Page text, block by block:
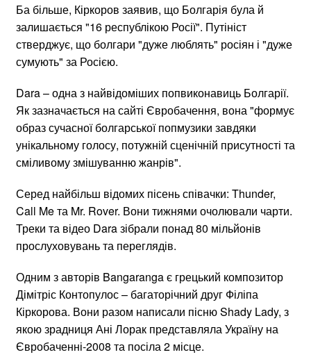
Ба більше, Кіркоров заявив, що Болгарія була й
залишається "16 республікою Росії". Путініст
стверджує, що болгари "дуже люблять" росіян і "дуже
сумують" за Росією.
Dara – одна з найвідоміших попвиконавиць Болгарії.
Як зазначається на сайті Євробачення, вона "формує
образ сучасної болгарської попмузики завдяки
унікальному голосу, потужній сценічній присутності та
сміливому змішуванню жанрів".
Серед найбільш відомих пісень співачки: Thunder,
Call Me та Mr. Rover. Вони тижнями очолювали чарти.
Треки та відео Dara зібрали понад 80 мільйонів
прослуховувань та переглядів.
Одним з авторів Bangaranga є грецький композитор
Дімітріс Контопулос – багаторічний друг Філіпа
Кіркорова. Вони разом написали пісню Shady Lady, з
якою зрадниця Ані Лорак представляла Україну на
Євробаченні-2008 та посіла 2 місце.